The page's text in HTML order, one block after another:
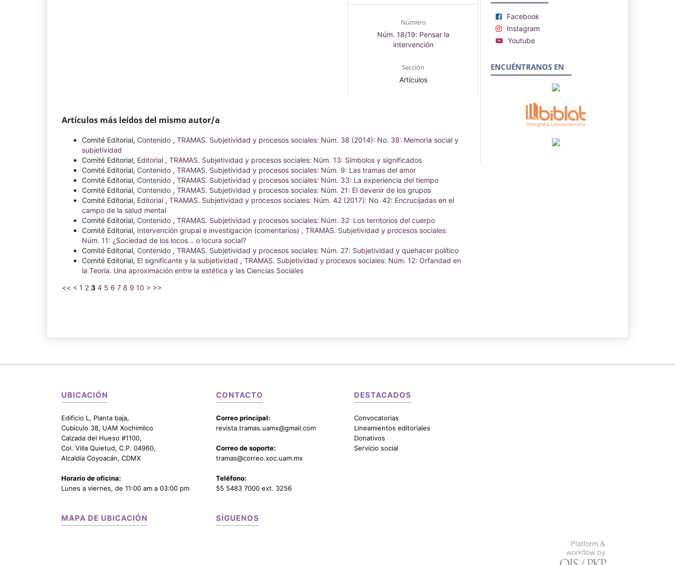
Número
Núm. 18/19: Pensar la
intervención
Sección
Artículos
Artículos más leídos del mismo autor/a
Comité Editorial, Contenido , TRAMAS. Subjetividad y procesos sociales: Núm. 38 (2014): No. 38: Memoria social y
subjetividad
Comité Editorial, Editorial , TRAMAS. Subjetividad y procesos sociales: Núm. 13: Símbolos y significados
Comité Editorial, Contenido , TRAMAS. Subjetividad y procesos sociales: Núm. 9: Las tramas del amor
Comité Editorial, Contenido , TRAMAS. Subjetividad y procesos sociales: Núm. 33: La experiencia del tiempo
Comité Editorial, Contenido , TRAMAS. Subjetividad y procesos sociales: Núm. 21: El devenir de los grupos
Comité Editorial, Editorial , TRAMAS. Subjetividad y procesos sociales: Núm. 42 (2017): No. 42: Encrucijadas en el
campo de la salud mental
Comité Editorial, Contenido , TRAMAS. Subjetividad y procesos sociales: Núm. 32: Los territorios del cuerpo
Comité Editorial, Intervención grupal e investigación (comentarios) , TRAMAS. Subjetividad y procesos sociales:
Núm. 11: ¿Sociedad de los locos... o locura social?
Comité Editorial, Contenido , TRAMAS. Subjetividad y procesos sociales: Núm. 27: Subjetividad y quehacer político
Comité Editorial, El significante y la subjetividad , TRAMAS. Subjetividad y procesos sociales: Núm. 12: Orfandad en
la Teoría. Una aproximación entre la estética y las Ciencias Sociales
<< < 1 2 3 4 5 6 7 8 9 10 > >>
Facebook
Instagram
Youtube
ENCUÉNTRANOS EN
UBICACIÓN
Edificio L, Planta baja,
Cubículo 38, UAM Xochimilco
Calzada del Hueso #1100,
Col. Villa Quietud, C.P. 04960,
Alcaldía Coyoacán, CDMX
Horario de oficina:
Lunes a viernes, de 11:00 am a 03:00 pm
MAPA DE UBICACIÓN
CONTACTO
Correo principal:
revista.tramas.uamx@gmail.com
Correo de soporte:
tramas@correo.xoc.uam.mx
Teléfono:
55 5483 7000 ext. 3256
SÍGUENOS
DESTACADOS
Convocatorias
Lineamientos editoriales
Donativos
Servicio social